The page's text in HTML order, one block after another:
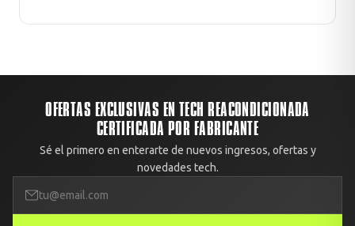
OFERTAS EXCLUSIVAS EN TECH REACONDICIONADA
CERTIFICADA POR FABRICANTE
Sé el primero en enterarte de nuevos ingresos, ofertas y
novedades tech.